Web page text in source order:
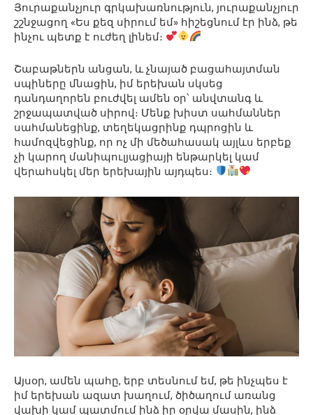
Յուրաքանչյուր գրկախառնություն, յուրաքանչյուր
շշնջացող «Ես քեզ սիրում եմ» հիշեցնում էր ինձ, թե
ինչու պետք է ուժեղ լինեմ։
Շաբաթներն անցան, և չնայած բացահայտման
սպիները մնացին, իմ երեխան սկսեց
դանդաղորեն բուժվել ամեն օր՝ անվտանգ և
շրջապատված սիրով։ Մենք խիստ սահմաններ
սահմանեցինք, տեղեկացրինք դպրոցին և
համոզվեցինք, որ ոչ մի մեծահասակ այլևս երբեք
չի կարող մանիպուլյացիայի ենթարկել կամ
վերահսկել մեր երեխային այդպես։
Այսօր, ամեն պահը, երբ տեսնում եմ, թե ինչպես է
իմ երեխան ազատ խաղում, ծիծաղում առանց
վախի կամ պատմում ինձ իր օրվա մասին, ինձ